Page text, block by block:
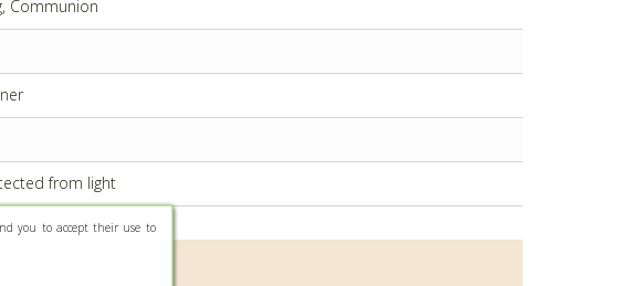
Communion
from light
you to accept their use to